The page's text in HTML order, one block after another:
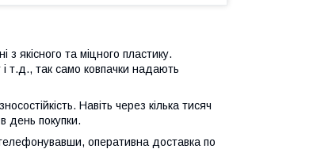
якісного та міцного пластику.
т.д., так само ковпачки надають
Навіть через кілька тисяч
день покупки.
оперативна доставка по